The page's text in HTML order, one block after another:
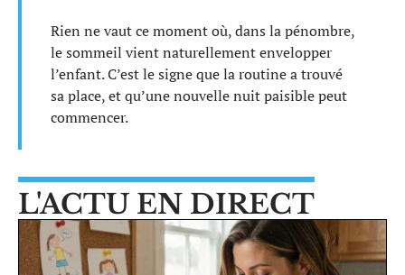
Rien ne vaut ce moment où, dans la pénombre,
le sommeil vient naturellement envelopper
l’enfant. C’est le signe que la routine a trouvé
sa place, et qu’une nouvelle nuit paisible peut
commencer.
L'ACTU EN DIRECT